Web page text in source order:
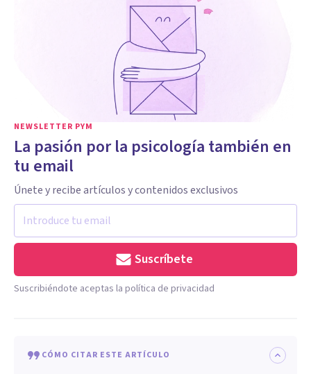
NEWSLETTER PYM
La pasión por la psicología también en
tu email
Únete y recibe artículos y contenidos exclusivos
Suscríbete
Suscribiéndote aceptas la política de privacidad
CÓMO CITAR ESTE ARTÍCULO